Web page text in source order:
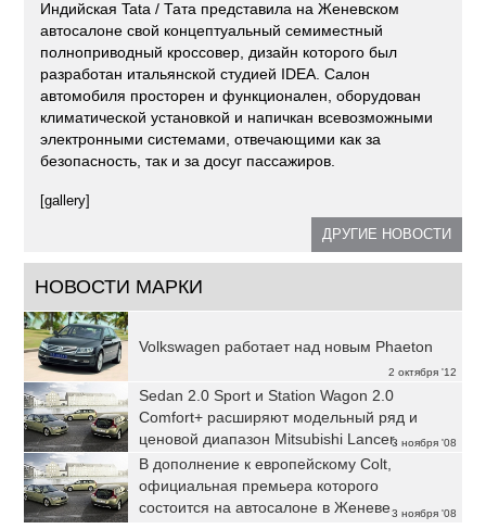
Индийская Tata / Тата представила на Женевском
автосалоне свой концептуальный семиместный
полноприводный кроссовер, дизайн которого был
разработан итальянской студией IDEA. Салон
автомобиля просторен и функционален, оборудован
климатической установкой и напичкан всевозможными
электронными системами, отвечающими как за
безопасность, так и за досуг пассажиров.
[gallery]
ДРУГИЕ НОВОСТИ
НОВОСТИ МАРКИ
2 октября '12
Volkswagen работает над новым Phaeton
3 ноября '08
Sedan 2.0 Sport и Station Wagon 2.0
Comfort+ расширяют модельный ряд и
ценовой диапазон Mitsubishi Lancer.
3 ноября '08
В дополнение к европейскому Colt,
официальная премьера которого
состоится на автосалоне в Женеве